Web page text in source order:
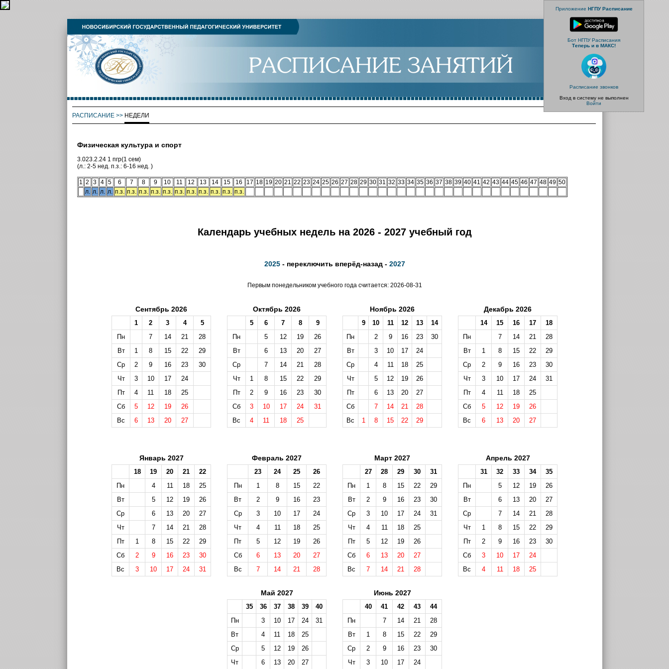
Приложение НГПУ Расписание
Бот НГПУ Расписания
Теперь и в МАКС!
Расписание звонков
Вход в систему не выполнен
Войти
РАСПИСАНИЕ>> НЕДЕЛИ
Физическая культура и спорт
3.023.2.24 1 пгр(1 сем)
(л.: 2-5 нед. п.з.: 6-16 нед. )
1 2 3 4 5 6 7 8 9 10 11 12 13 14 15 16 17 18 19 20 21 22 23 24 25 26 27 28 29 30 31 32 33 34 35 36 37 38 39 40 41 42 43 44 45 46 47 48 49 50
л. л. л. л. п.з. п.з. п.з. п.з. п.з. п.з. п.з. п.з. п.з. п.з. п.з.
Календарь учебных недель на 2026 - 2027 учебный год
2025- переключить вперёд-назад - 2027
Первым понедельником учебного года считается: 2026-08-31
Сентябрь 2026
1 2 3 4
5
Пн
7 14 21
28
Вт
1 8 15 22
29
Ср
2 9 16 23
30
Чт
3 10 17
24
Пт
4 11 18
25
Сб
5 12 19
26
Вс
6 13 20 27
Октябрь 2026
5 6 7 8
9
Пн
5 12 19
26
Вт
6 13 20
27
Ср
7 14 21
28
Чт
1 8 15 22
29
Пт
2 9 16 23
30
Сб
3 10 17 24
31
Вс
4 11 18 25
Ноябрь 2026
9 10 11 12 13
14
Пн
2 9 16 23
30
Вт
3 10 17
24
Ср
4 11 18
25
Чт
5 12 19
26
Пт
6 13 20
27
Сб
7 14 21
28
Вс
1 8 15 22 29
Декабрь 2026
14 15 16 17
18
Пн
7 14 21
28
Вт
1 8 15 22
29
Ср
2 9 16 23
30
Чт
3 10 17 24
31
Пт
4 11 18
25
Сб
5 12 19
26
Вс
6 13 20 27
Январь 2027
18 19 20 21
22
Пн
4 11 18
25
Вт
5 12 19
26
Ср
6 13 20
27
Чт
7 14 21
28
Пт
1 8 15 22
29
Сб
2 9 16 23
30
Вс
3 10 17 24 31
Февраль 2027
23 24 25
26
Пн
1 8 15
22
Вт
2 9 16
23
Ср
3 10 17
24
Чт
4 11 18
25
Пт
5 12 19
26
Сб
6 13 20
27
Вс
7 14 21 28
Март 2027
27 28 29 30
31
Пн
1 8 15 22
29
Вт
2 9 16 23
30
Ср
3 10 17 24
31
Чт
4 11 18
25
Пт
5 12 19
26
Сб
6 13 20
27
Вс
7 14 21 28
Апрель 2027
31 32 33 34
35
Пн
5 12 19
26
Вт
6 13 20
27
Ср
7 14 21
28
Чт
1 8 15 22
29
Пт
2 9 16 23
30
Сб
3 10 17
24
Вс
4 11 18 25
Май 2027
35 36 37 38 39
40
Пн
3 10 17 24
31
Вт
4 11 18
25
Ср
5 12 19
26
Чт
6 13 20 27
Июнь 2027
40 41 42 43
44
Пн
7 14 21
28
Вт
1 8 15 22
29
Ср
2 9 16 23
30
Чт
3 10 17 24